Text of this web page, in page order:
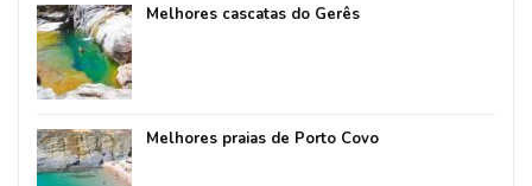
Melhores cascatas do Gerês
Melhores praias de Porto Covo